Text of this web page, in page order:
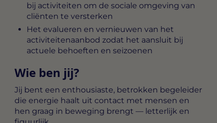
bij activiteiten om de sociale omgeving van
cliënten te versterken
Het evalueren en vernieuwen van het
activiteitenaanbod zodat het aansluit bij
actuele behoeften en seizoenen
Wie ben jij?
Jij bent een enthousiaste, betrokken begeleider
die energie haalt uit contact met mensen en
hen graag in beweging brengt — letterlijk en